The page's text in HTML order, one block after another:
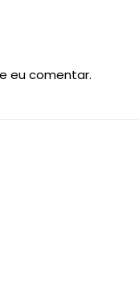
eu comentar.